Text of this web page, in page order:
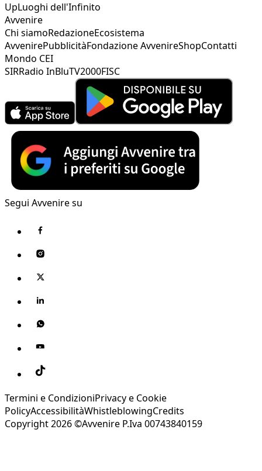
UpLuoghi dell'Infinito
Avvenire
Chi siamoRedazioneEcosistema
AvvenirePubblicitàFondazione AvvenireShopContatti
Mondo CEI
SIRRadio InBluTV2000FISC
Segui Avvenire su
Termini e CondizioniPrivacy e Cookie
PolicyAccessibilitàWhistleblowingCredits
Copyright 2026 ©Avvenire P.Iva 00743840159